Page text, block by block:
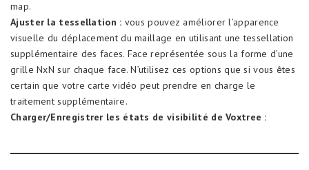
map.
Ajuster la tessellation : vous pouvez améliorer l’apparence
visuelle du déplacement du maillage en utilisant une tessellation
supplémentaire des faces. Face représentée sous la forme d’une
grille NxN sur chaque face. N’utilisez ces options que si vous êtes
certain que votre carte vidéo peut prendre en charge le
traitement supplémentaire.
Charger/Enregistrer les états de visibilité de Voxtree :